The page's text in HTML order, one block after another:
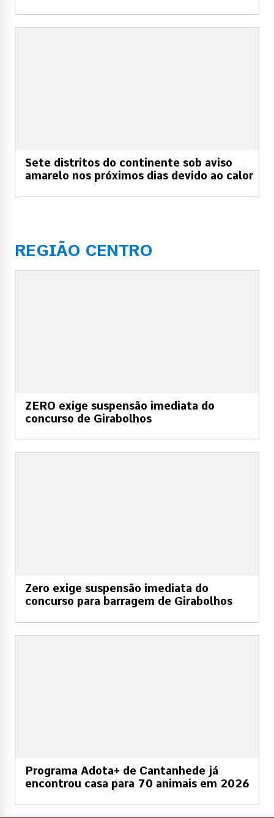
Sete distritos do continente sob aviso
amarelo nos próximos dias devido ao calor
REGIÃO CENTRO
ZERO exige suspensão imediata do
concurso de Girabolhos
Zero exige suspensão imediata do
concurso para barragem de Girabolhos
Programa Adota+ de Cantanhede já
encontrou casa para 70 animais em 2026